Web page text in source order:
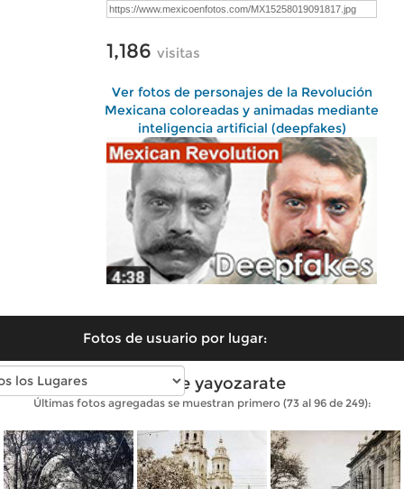
1,186 visitas
Ver fotos de personajes de la Revolución
Mexicana coloreadas y animadas mediante
inteligencia artificial (deepfakes)
Fotos de usuario por lugar:
Fotos de yayozarate
Últimas fotos agregadas se muestran primero (73 al 96 de 249):